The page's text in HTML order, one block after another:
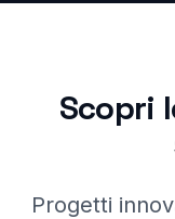
Scopri
Progetti